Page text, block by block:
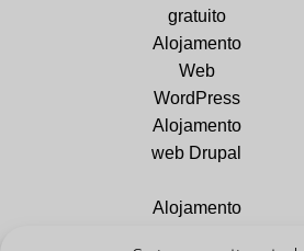
gratuito
Alojamento
Web
WordPress
Alojamento
web Drupal
Alojamento